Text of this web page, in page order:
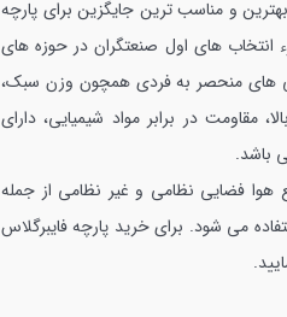
و مناسب ترین جایگزین برای پارچه
های اول صنعتگران در حوزه های
های منحصر به فردی همچون وزن سبک،
در برابر مواد شیمیایی، دارای
باشد.
هوا فضایی نظامی و غیر نظامی از جمله
می شود. برای خرید پارچه فایبرگلاس